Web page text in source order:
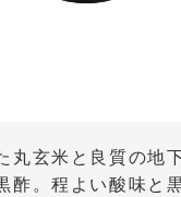
丸玄米と良質の地
酢。程よい酸味と